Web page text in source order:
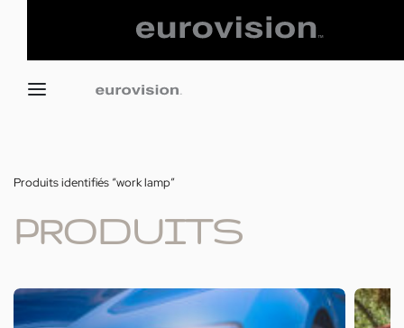
Produits identifiés “work lamp”
PRODUITS